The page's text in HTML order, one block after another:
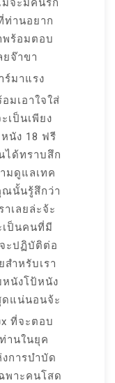
ท่านอยาก
พร้อมตอบ
จ๊าขา
ร์มาแรง
มเอาใจใส่
เป็นเพียง
หนัง 18 ฟรี
ได้ทราบสึก
มดูแลเทค
นั้นรู้สึกว่า
เลยล่ะจ้ะ
เป็นคนที่มี
ะปฏิบัติต่อ
ำหรับเรา
หนังโป้หนัง
แน่นอนจ้ะ
ที่จะตอบ
านในยุค
การบำบัด
พาะคนโสด